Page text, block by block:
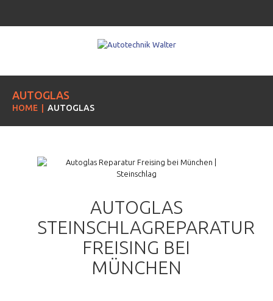
AUTOGLAS
HOME AUTOGLAS
AUTOGLAS
STEINSCHLAGREPARATUR
FREISING BEI
MÜNCHEN